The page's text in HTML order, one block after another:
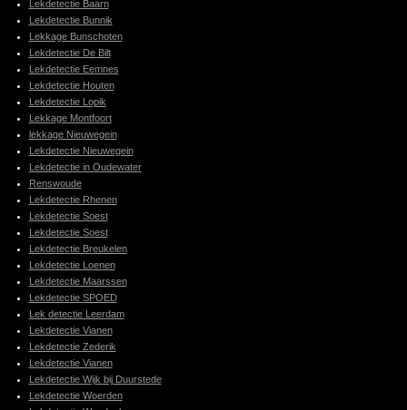
Lekdetectie Baarn
Lekdetectie Bunnik
Lekkage Bunschoten
Lekdetectie De Bilt
Lekdetectie Eemnes
Lekdetectie Houten
Lekdetectie Lopik
Lekkage Montfoort
lekkage Nieuwegein
Lekdetectie Nieuwegein
Lekdetectie in Oudewater
Renswoude
Lekdetectie Rhenen
Lekdetectie Soest
Lekdetectie Soest
Lekdetectie Breukelen
Lekdetectie Loenen
Lekdetectie Maarssen
Lekdetectie SPOED
Lek detectie Leerdam
Lekdetectie Vianen
Lekdetectie Zederik
Lekdetectie Vianen
Lekdetectie Wijk bij Duurstede
Lekdetectie Woerden